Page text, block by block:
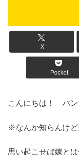
X
Pocket
こんにちは！ パン
※なんか知らんけ
思い起こせば嫁と